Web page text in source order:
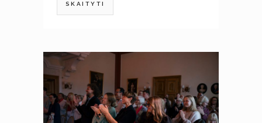
SKAITYTI